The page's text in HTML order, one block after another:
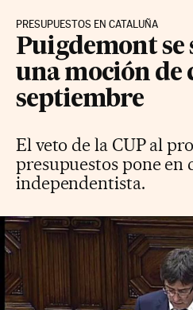
PRESUPUESTOS EN CATALUÑA
Puigdemont se
una moción de
septiembre
El veto de la CUP al
presupuestos pone en
independentista.